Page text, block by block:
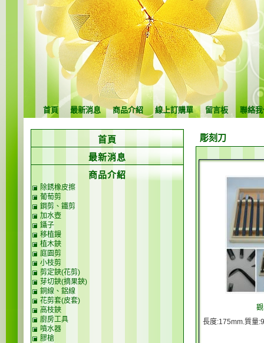
首頁 最新消息 商品介紹 線上訂購單 留言板 聯絡
彫刻刀
長度:175mm.質量
首頁
最新消息
商品介紹
除銹橡皮擦
葡萄剪
鋼剪、鐵剪
加水壺
鑷子
移植鏝
植木鋏
庭園剪
小枝剪
剪定鋏(花剪)
芽切鋏(摘果鋏)
銅線、鋁線
花剪套(皮套)
高枝鋏
廚房工具
噴水器
膠槍